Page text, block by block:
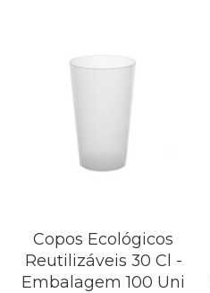
Copos Ecológicos
Reutilizáveis 30 Cl -
Embalagem 100 Uni